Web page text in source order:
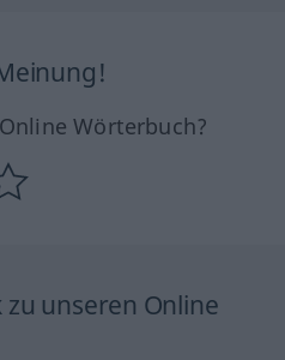
Wörterbuch?
zu unseren Online